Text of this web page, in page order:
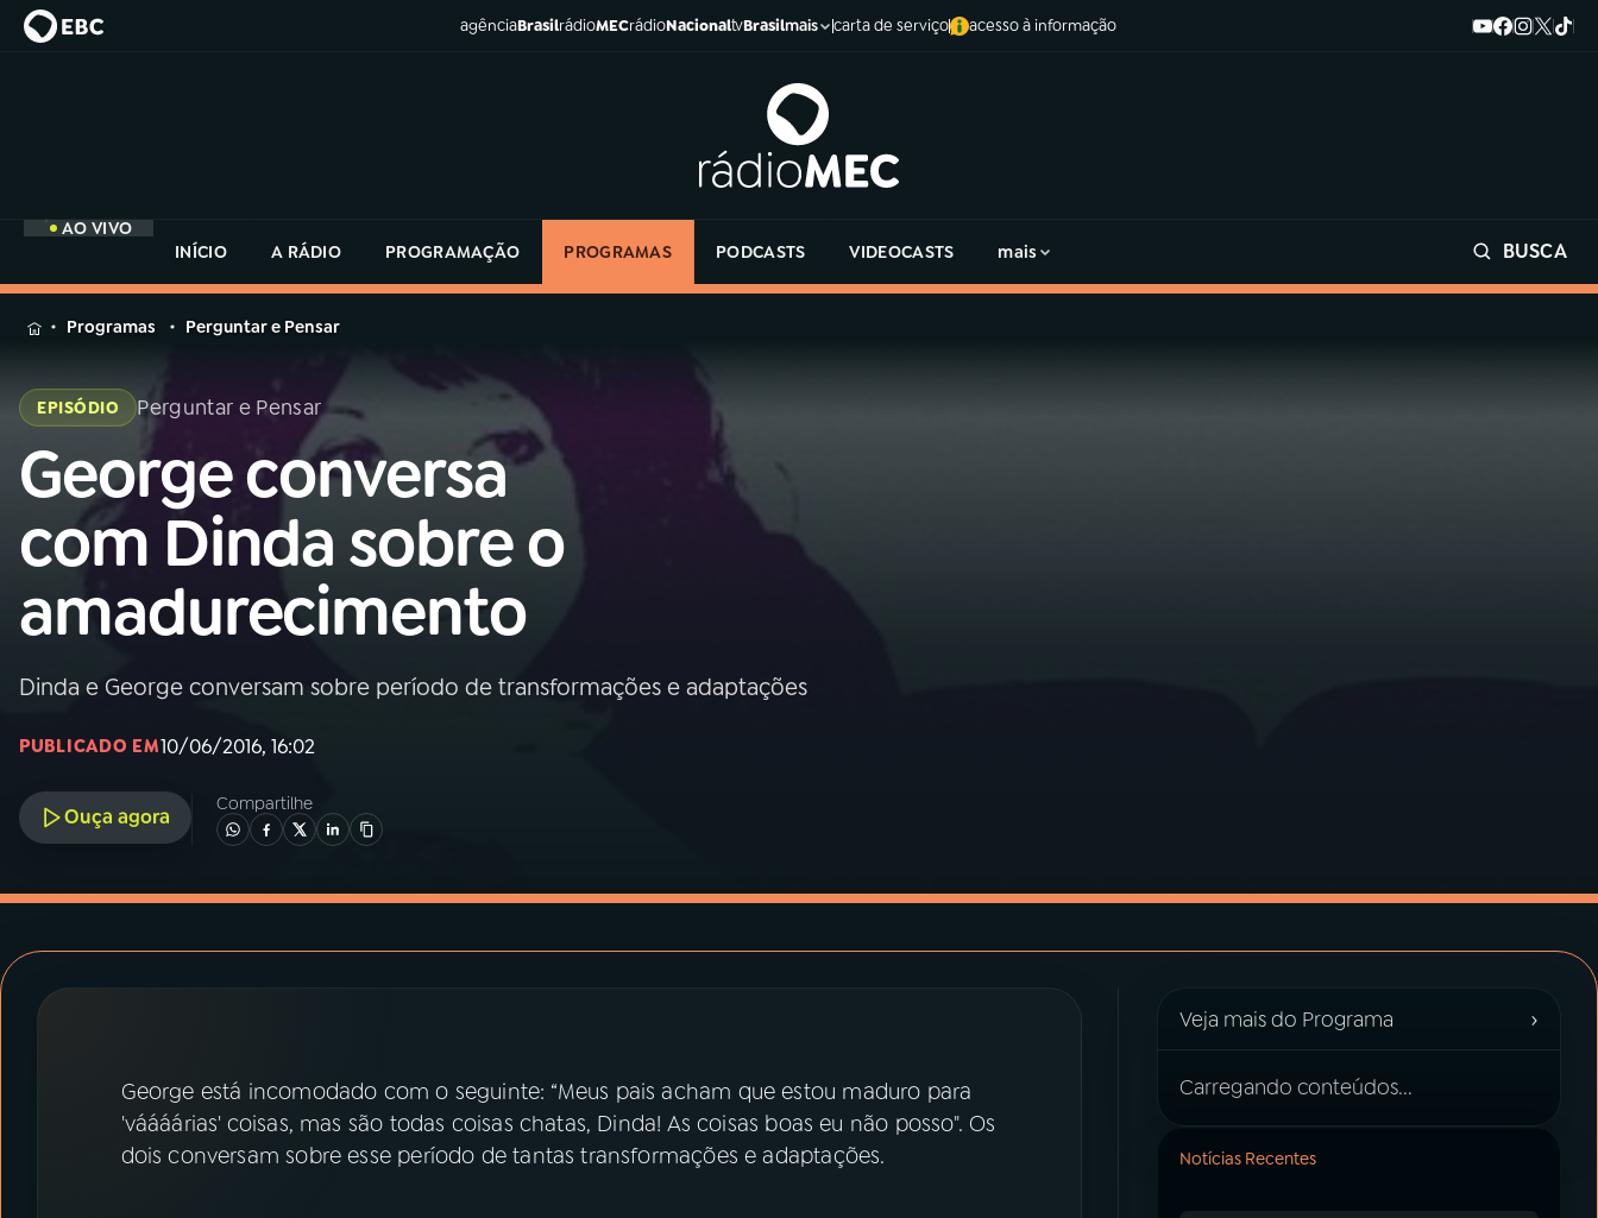
agênciaBrasilrádioMECrádioNacionaltvBrasilmais carta de serviço acesso à informação
AO VIVO
INÍCIO
A RÁDIO PROGRAMAÇÃO PROGRAMAS PODCASTS VIDEOCASTS mais BUSCA
MENU
Buscar
na
Rádio
MEC
01INÍCIO
A RÁDIO
03PROGRAMAÇÃO
PROGRAMAS
PRÊMIO RÁDIO MEC
na
Rádio
Programas Perguntar e Pensar
EPISÓDIO Perguntar e Pensar
George conversa
com Dinda sobre o
amadurecimento
Dinda e George conversam sobre período de transformações e adaptações
PUBLICADO EM10/06/2016, 16:02
Ouça agora
Compartilhe
George está incomodado com o seguinte: “Meus pais acham que estou maduro para
'váááárias' coisas, mas são todas coisas chatas, Dinda! As coisas boas eu não posso". Os
dois conversam sobre esse período de tantas transformações e adaptações.
Veja mais do Programa ›
Carregando conteúdos...
Notícias Recentes